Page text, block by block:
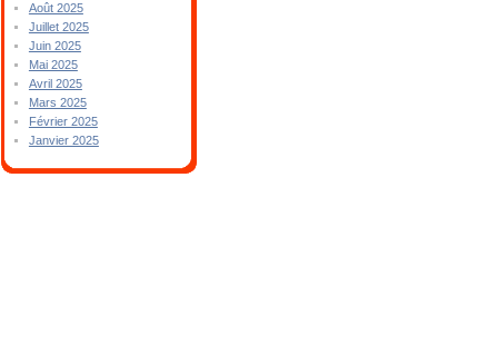
Août 2025
Juillet 2025
Juin 2025
Mai 2025
Avril 2025
Mars 2025
Février 2025
Janvier 2025